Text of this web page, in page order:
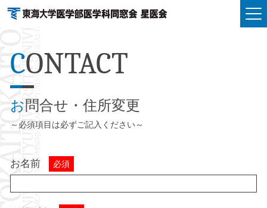
CONTACT
お問合せ・住所変更
必須項目は必ずご記入ください
お名前 必須